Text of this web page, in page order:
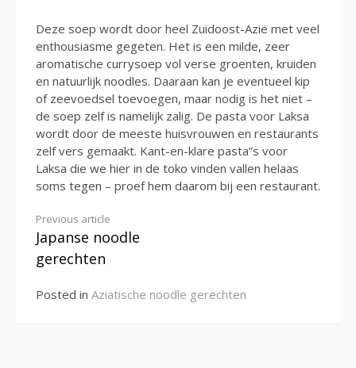
Deze soep wordt door heel Zuidoost-Azië met veel
enthousiasme gegeten. Het is een milde, zeer
aromatische currysoep vol verse groenten, kruiden
en natuurlijk noodles. Daaraan kan je eventueel kip
of zeevoedsel toevoegen, maar nodig is het niet –
de soep zelf is namelijk zalig. De pasta voor Laksa
wordt door de meeste huisvrouwen en restaurants
zelf vers gemaakt. Kant-en-klare pasta”s voor
Laksa die we hier in de toko vinden vallen helaas
soms tegen – proef hem daarom bij een restaurant.
Continue
Reading
Previous article
Japanse noodle
gerechten
Posted in Aziatische noodle gerechten